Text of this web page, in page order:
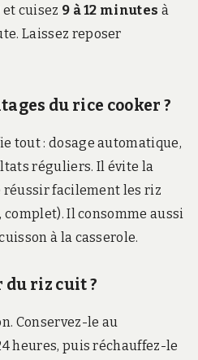
cuisez 9 à 12 minutes à
Laissez reposer
du rice cooker ?
tout : dosage automatique,
réguliers. Il évite la
facilement les riz
Il consomme aussi
à la casserole.
riz cuit ?
Conservez-le au
heures, puis réchauffez-le